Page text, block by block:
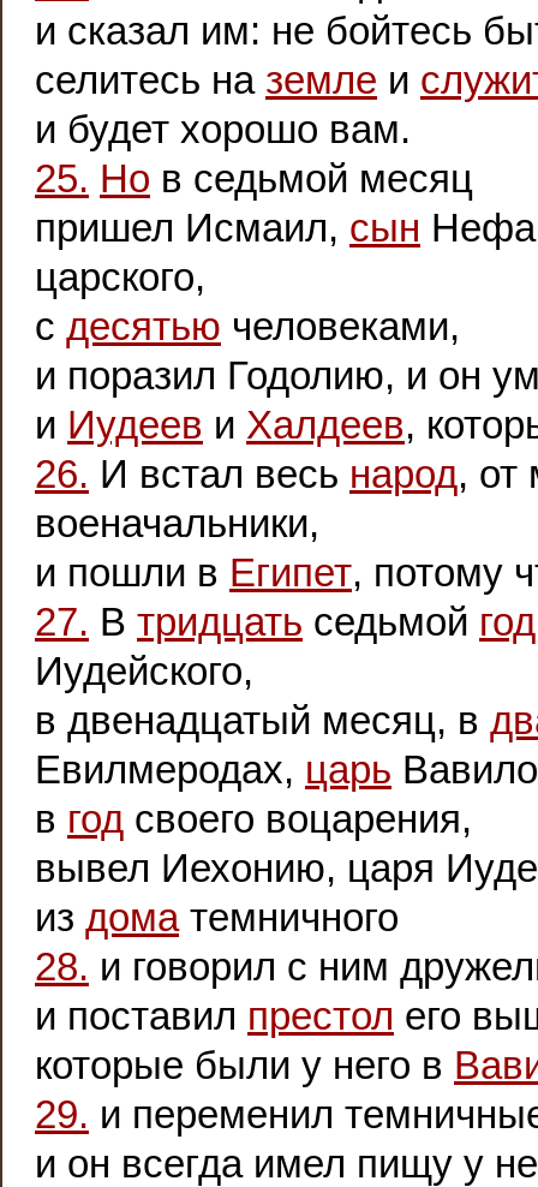
и сказал им: не бойтесь
селитесь на земле и
и будет хорошо вам.
25. Но в седьмой месяц
пришел Исмаил, сын
царского,
с десятью человеками,
и поразил Годолию, и он
и Иудеев и Халдеев,
26. И встал весь народ, от
военачальники,
и пошли в Египет, потому
27. В тридцать седьмой год
Иудейского,
в двенадцатый месяц, в
Евилмеродах, царь
в год своего воцарения,
вывел Иехонию, царя
из доматемничного
28. и говорил с ним
и поставил престол его
которые были у него в
29. и переменил
и он всегда имел пищу у